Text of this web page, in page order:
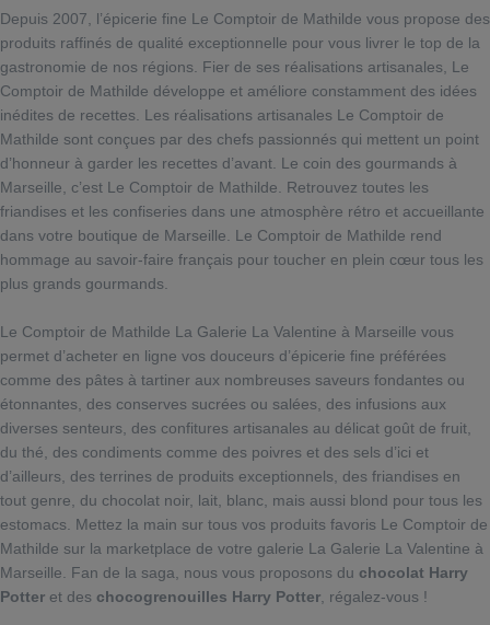
Depuis 2007, l’épicerie fine Le Comptoir de Mathilde vous propose des
produits raffinés de qualité exceptionnelle pour vous livrer le top de la
gastronomie de nos régions. Fier de ses réalisations artisanales, Le
Comptoir de Mathilde développe et améliore constamment des idées
inédites de recettes. Les réalisations artisanales Le Comptoir de
Mathilde sont conçues par des chefs passionnés qui mettent un point
d’honneur à garder les recettes d’avant. Le coin des gourmands à
Marseille, c’est Le Comptoir de Mathilde. Retrouvez toutes les
friandises et les confiseries dans une atmosphère rétro et accueillante
dans votre boutique de Marseille. Le Comptoir de Mathilde rend
hommage au savoir-faire français pour toucher en plein cœur tous les
plus grands gourmands.
Le Comptoir de Mathilde La Galerie La Valentine à Marseille vous
permet d’acheter en ligne vos douceurs d’épicerie fine préférées
comme des pâtes à tartiner aux nombreuses saveurs fondantes ou
étonnantes, des conserves sucrées ou salées, des infusions aux
diverses senteurs, des confitures artisanales au délicat goût de fruit,
du thé, des condiments comme des poivres et des sels d’ici et
d’ailleurs, des terrines de produits exceptionnels, des friandises en
tout genre, du chocolat noir, lait, blanc, mais aussi blond pour tous les
estomacs. Mettez la main sur tous vos produits favoris Le Comptoir de
Mathilde sur la marketplace de votre galerie La Galerie La Valentine à
Marseille. Fan de la saga, nous vous proposons du chocolat Harry
Potter et des chocogrenouilles Harry Potter , régalez-vous !